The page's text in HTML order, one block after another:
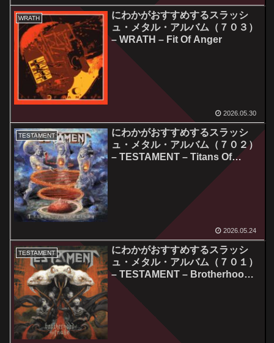
WRATH
にわかがおすすめするスラッシ
ュ・メタル・アルバム（７０３）
– WRATH – Fit Of Anger
2026.05.30
TESTAMENT
にわかがおすすめするスラッシ
ュ・メタル・アルバム（７０２）
– TESTAMENT – Titans Of
2026.05.24
TESTAMENT
にわかがおすすめするスラッシ
ュ・メタル・アルバム（７０１）
– TESTAMENT – Brotherhood
Of The Snake